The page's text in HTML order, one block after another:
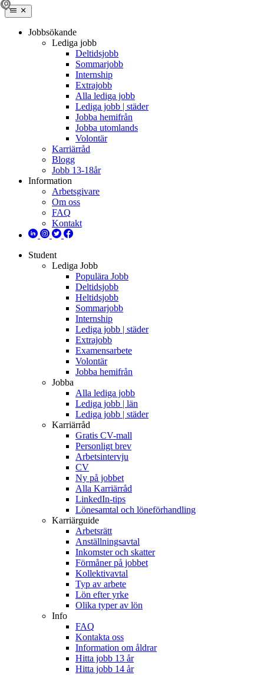
Jobbsökande
Lediga jobb
Deltidsjobb
Sommarjobb
Internship
Extrajobb
Alla lediga jobb
Lediga jobb | städer
Jobba hemifrån
Jobba utomlands
Volontär
Karriärråd
Blogg
Jobb 13-18år
Information
Arbetsgivare
Om oss
FAQ
Kontakt
Student
Lediga Jobb
Populära Jobb
Deltidsjobb
Heltidsjobb
Sommarjobb
Internship
Lediga jobb | städer
Extrajobb
Examensarbete
Volontär
Jobba hemifrån
Jobba
Alla lediga jobb
Lediga jobb | län
Lediga jobb | städer
Karriärråd
Gratis CV-mall
Personligt brev
Arbetsintervju
CV
Ny på jobbet
Alla Karriärråd
LinkedIn-tips
Lönesamtal och löneförhandling
Karriärguide
Arbetsrätt
Anställningsavtal
Inkomster och skatter
Förmåner på jobbet
Kollektivavtal
Typ av arbete
Lön efter yrke
Olika typer av lön
Info
FAQ
Kontakta oss
Information om åldrar
Hitta jobb 13 år
Hitta jobb 14 år